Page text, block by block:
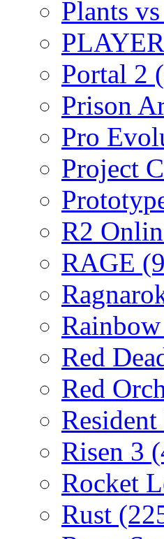
Plants
Portal 2
Prison
Pro
Project
R2
RAGE
Red
Red
Risen 3
Rocket
Rust